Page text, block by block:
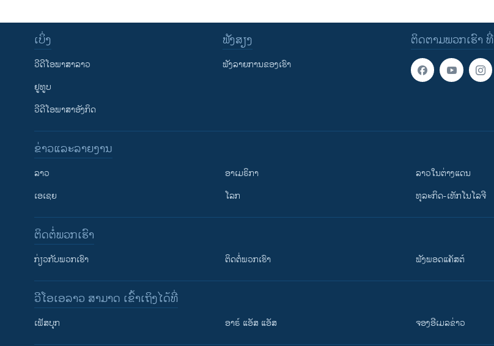
ຕິດຕາມພວກເຮົາ ທີ່
ເບິ່ງ
ວີດີໂອພາສາລາວ
ຢູທູບ
ວີດີໂອພາສາອັງກິດ
ຟັງສຽງ
ຟັງລາຍການຂອງເຮົາ
ຂ່າວແລະລາຍງານ
ລາວ
ເອເຊຍ
ອາເມຣິກາ
ໂລກ
ລາວໃນຕ່າງແດນ
ທຸລະກິດ-ເທັກໂນໂລຈີ
ຕິດຕໍ່ພວກເຮົາ
ກ່ຽວກັບພວກເຮົາ ຕິດຕໍ່ພວກເຮົາ ຟັງພອດແຄັສຕ໌
ວີໂອເອລາວ ສາມາດ ເຂົ້າເຖິງໄດ້ທີ່
ເຟັສບຸກ ອາຣ໌ ແອັສ ແອັສ ຈອງອີເມລຂ່າວ